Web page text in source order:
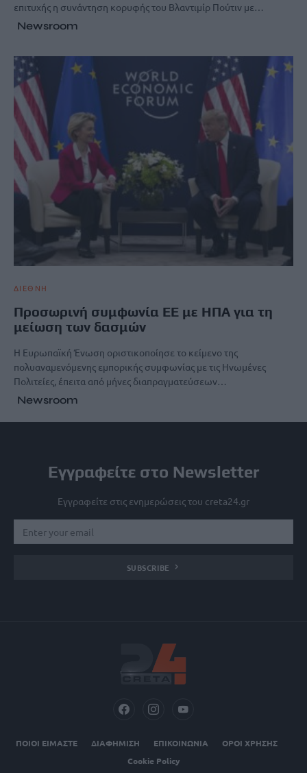
επιτυχής η συνάντηση κορυφής του Βλαντιμίρ Πούτιν με…
Newsroom
ΔΙΕΘΝΗ
Προσωρινή συμφωνία EE με ΗΠΑ για τη
μείωση των δασμών
Η Ευρωπαϊκή Ένωση οριστικοποίησε το κείμενο της
πολυαναμενόμενης εμπορικής συμφωνίας με τις Ηνωμένες
Πολιτείες, έπειτα από μήνες διαπραγματεύσεων…
Newsroom
Εγγραφείτε στο Newsletter
Εγγραφείτε στις ενημερώσεις του creta24.gr
SUBSCRIBE
ΠΟΙΟΙ ΕΙΜΑΣΤΕ ΔΙΑΦΗΜΙΣΗ ΕΠΙΚΟΙΝΩΝΙΑ
ΟΡΟΙ ΧΡΗΣΗΣ
Cookie Policy